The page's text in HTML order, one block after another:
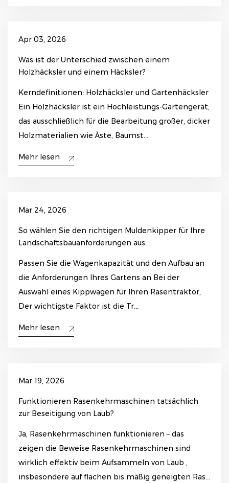
Apr 03, 2026
Was ist der Unterschied zwischen einem
Holzhäcksler und einem Häcksler?
Kerndefinitionen: Holzhäcksler und Gartenhäcksler
Ein Holzhäcksler ist ein Hochleistungs-Gartengerät,
das ausschließlich für die Bearbeitung großer, dicker
Holzmaterialien wie Äste, Baumst...
Mehr lesen
Mar 24, 2026
So wählen Sie den richtigen Muldenkipper für Ihre
Landschaftsbauanforderungen aus
Passen Sie die Wagenkapazität und den Aufbau an
die Anforderungen Ihres Gartens an Bei der
Auswahl eines Kippwagen für Ihren Rasentraktor,
Der wichtigste Faktor ist die Tr...
Mehr lesen
Mar 19, 2026
Funktionieren Rasenkehrmaschinen tatsächlich
zur Beseitigung von Laub?
Ja, Rasenkehrmaschinen funktionieren – das
zeigen die Beweise Rasenkehrmaschinen sind
wirklich effektiv beim Aufsammeln von Laub ,
insbesondere auf flachen bis mäßig geneigten Ras...